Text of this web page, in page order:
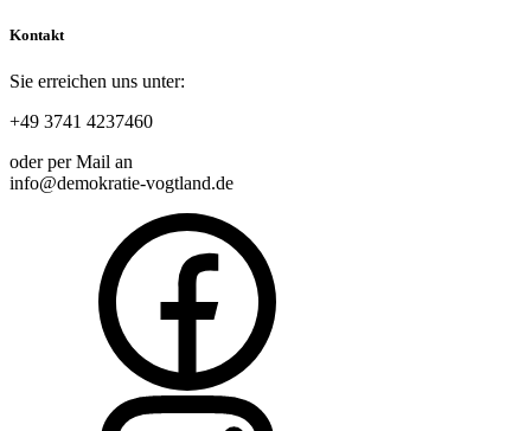
Kontakt
Sie erreichen uns unter:
+49 3741 4237460
oder per Mail an
info@demokratie-vogtland.de